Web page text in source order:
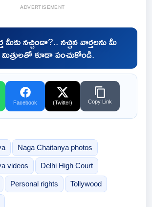
ADVERTISEMENT
మీకు నచ్చిందా?.. నచ్చిన వార్తలను మీ
మిత్రులతో కూడా పంచుకోండి.
Facebook (Twitter) Copy Link
Naga Chaitanya photos
videos Delhi High Court
Personal rights Tollywood